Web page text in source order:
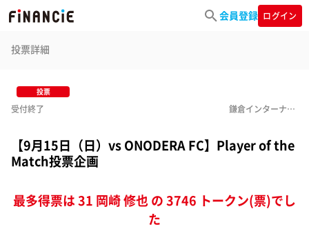
会員登録 ログイン
投票詳細
投票
受付終了 鎌倉インターナショナルFC
【9月15日（日）vs ONODERA FC】Player of the
Match投票企画
最多得票は 31 岡崎 修也 の 3746 トークン(票)でし
た